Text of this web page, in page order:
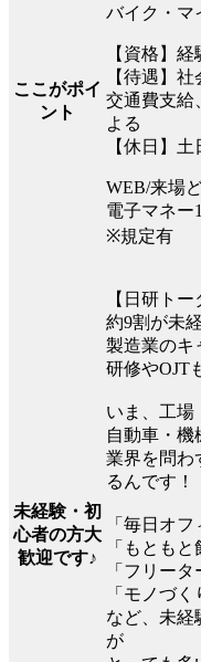
ここがポイ
ント
バイク・マ
【資格】経
【待遇】
交通費支
よる
【休日】
WEB/来場
電子マネー
※規定有
未経験・初
心者の方大
歓迎です♪
【日研ト
約9割が未
製造業のキ
研修やOJT
いま、工場
自動車・
業界を問わ
るんです！
「毎日オ
「もとも
「フリー
「モノづ
など、未経
が